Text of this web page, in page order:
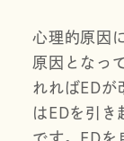
心理的原因
原因となっ
れればEDが
はEDを引き
です。EDを